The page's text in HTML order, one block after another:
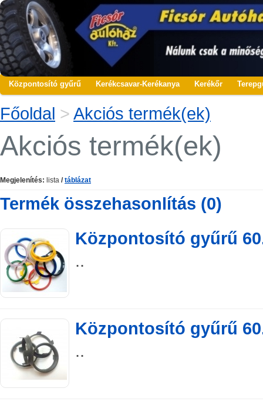
Központosító gyűrű Kerékcsavar-Kerékanya Kerékőr
Főoldal > Akciós termék(ek)
Akciós termék(ek)
Megjelenítés: lista / táblázat
Termék összehasonlítás (0)
Központosító gyűrű
..
Központosító gyűrű
..